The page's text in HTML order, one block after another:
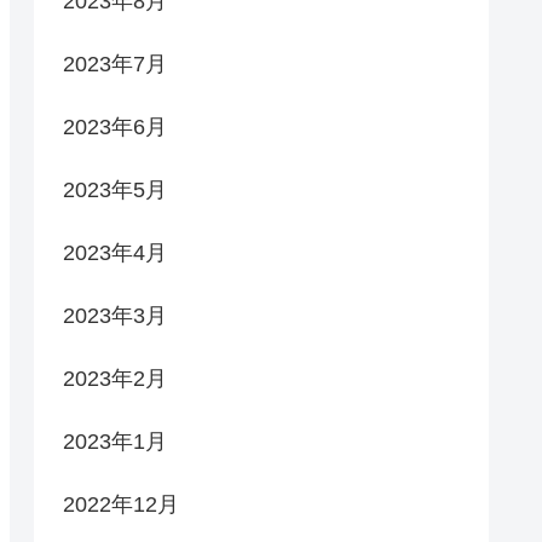
2023年7月
2023年6月
2023年5月
2023年4月
2023年3月
2023年2月
2023年1月
2022年12月